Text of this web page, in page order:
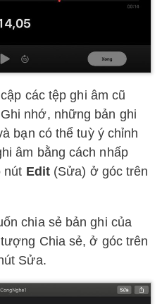
các tệp ghi âm cũ
nhớ, những bản ghi
bạn có thể tuỳ ý chỉnh
âm bằng cách nhấp
nút Edit(Sửa) ở góc trên
chia sẻ bản ghi của
Chia sẻ, ở góc trên
Sửa.